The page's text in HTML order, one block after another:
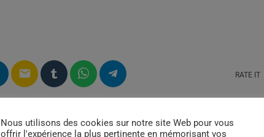
email RATE IT
Nous utilisons des cookies sur notre site Web pour vous
offrir l'expérience la plus pertinente en mémorisant vos